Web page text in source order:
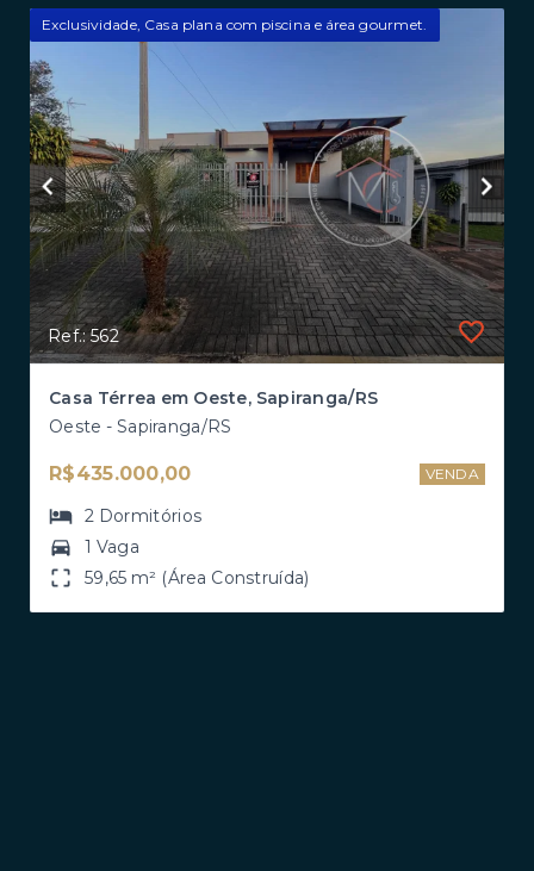
Exclusividade, Casa plana com piscina e área gourmet.
Ref.: 562
Casa Térrea em Oeste, Sapiranga/RS
Oeste - Sapiranga/RS
R$435.000,00 VENDA
2 Dormitórios
1 Vaga
59,65 m² (Área Construída)